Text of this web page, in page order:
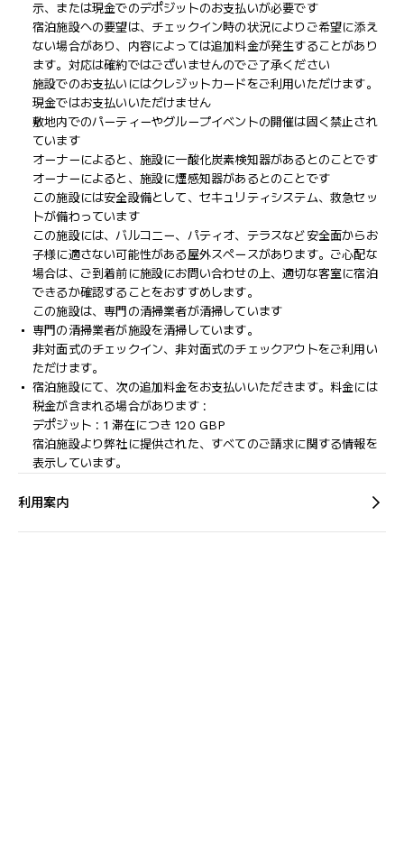
示、または現金でのデポジットのお支払いが必要です
宿泊施設への要望は、チェックイン時の状況によりご希望に添え
ない場合があり、内容によっては追加料金が発生することがあり
ます。対応は確約ではございませんのでご了承ください
施設でのお支払いにはクレジットカードをご利用いただけます。
現金ではお支払いいただけません
敷地内でのパーティーやグループイベントの開催は固く禁止され
ています
オーナーによると、施設に一酸化炭素検知器があるとのことです
オーナーによると、施設に煙感知器があるとのことです
この施設には安全設備として、セキュリティシステム、救急セッ
トが備わっています
この施設には、バルコニー、パティオ、テラスなど安全面からお
子様に適さない可能性がある屋外スペースがあります。ご心配な
場合は、ご到着前に施設にお問い合わせの上、適切な客室に宿泊
できるか確認することをおすすめします。
この施設は、専門の清掃業者が清掃しています
専門の清掃業者が施設を清掃しています。
非対面式のチェックイン、非対面式のチェックアウトをご利用い
ただけます。
宿泊施設にて、次の追加料金をお支払いいただきます。料金には
税金が含まれる場合があります :
デポジット : 1 滞在につき 120 GBP
宿泊施設より弊社に提供された、すべてのご請求に関する情報を
表示しています。
利用案内